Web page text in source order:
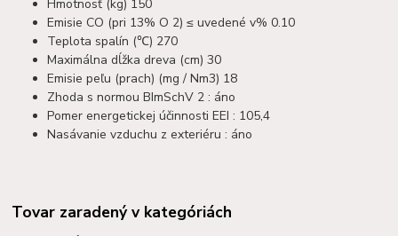
Hmotnosť (kg) 150
Emisie CO (pri 13% O 2) ≤ uvedené v% 0.10
Teplota spalín (℃) 270
Maximálna dĺžka dreva (cm) 30
Emisie peľu (prach) (mg / Nm3) 18
Zhoda s normou BImSchV 2 : áno
Pomer energetickej účinnosti EEI : 105,4
Nasávanie vzduchu z exteriéru : áno
Tovar zaradený v kategóriách